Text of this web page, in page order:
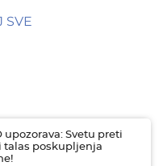
SVE
upozorava: Svetu preti
talas poskupljenja